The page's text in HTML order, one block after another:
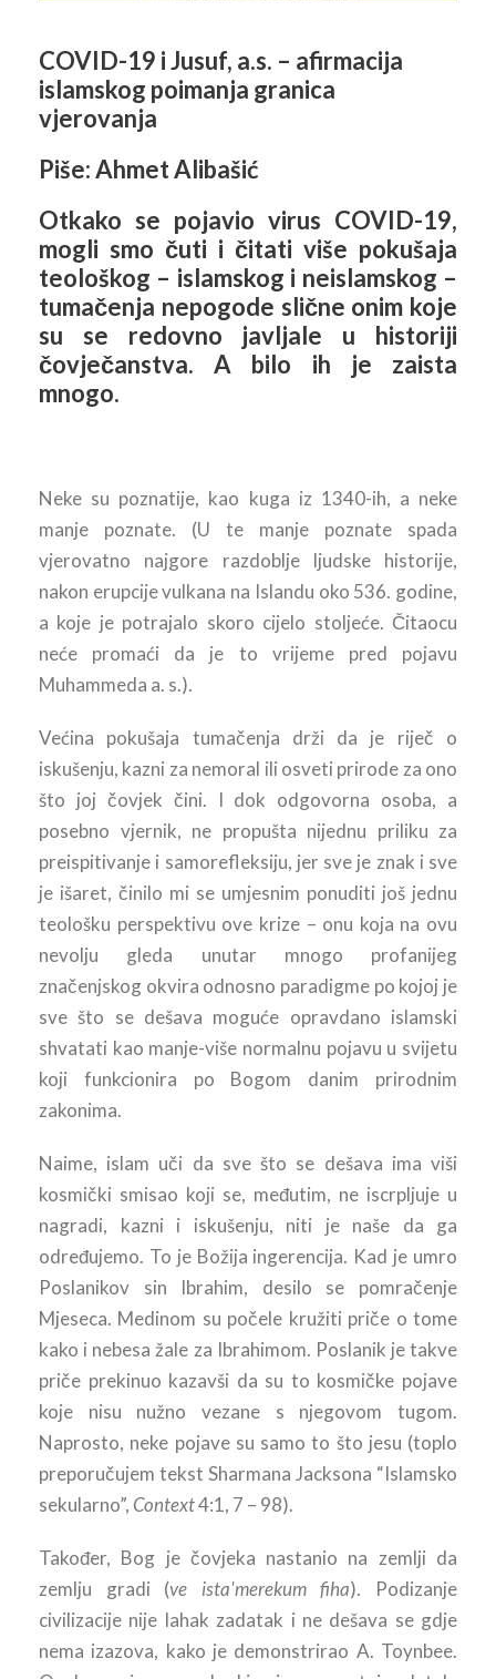
COVID-19 i Jusuf, a.s. – afirmacija
islamskog poimanja granica
vjerovanja
Piše: Ahmet Alibašić
Otkako se pojavio virus COVID-19,
mogli smo čuti i čitati više pokušaja
teološkog – islamskog i neislamskog –
tumačenja nepogode slične onim koje
su se redovno javljale u historiji
čovječanstva. A bilo ih je zaista
mnogo.
Neke su poznatije, kao kuga iz 1340-ih, a neke
manje poznate. (U te manje poznate spada
vjerovatno najgore razdoblje ljudske historije,
nakon erupcije vulkana na Islandu oko 536. godine,
a koje je potrajalo skoro cijelo stoljeće. Čitaocu
neće promaći da je to vrijeme pred pojavu
Muhammeda a. s.).
Većina pokušaja tumačenja drži da je riječ o
iskušenju, kazni za nemoral ili osveti prirode za ono
što joj čovjek čini. I dok odgovorna osoba, a
posebno vjernik, ne propušta nijednu priliku za
preispitivanje i samorefleksiju, jer sve je znak i sve
je išaret, činilo mi se umjesnim ponuditi još jednu
teološku perspektivu ove krize – onu koja na ovu
nevolju gleda unutar mnogo profanijeg
značenjskog okvira odnosno paradigme po kojoj je
sve što se dešava moguće opravdano islamski
shvatati kao manje-više normalnu pojavu u svijetu
koji funkcionira po Bogom danim prirodnim
zakonima.
Naime, islam uči da sve što se dešava ima viši
kosmički smisao koji se, međutim, ne iscrpljuje u
nagradi, kazni i iskušenju, niti je naše da ga
određujemo. To je Božija ingerencija. Kad je umro
Poslanikov sin Ibrahim, desilo se pomračenje
Mjeseca. Medinom su počele kružiti priče o tome
kako i nebesa žale za Ibrahimom. Poslanik je takve
priče prekinuo kazavši da su to kosmičke pojave
koje nisu nužno vezane s njegovom tugom.
Naprosto, neke pojave su samo to što jesu (toplo
preporučujem tekst Sharmana Jacksona “Islamsko
sekularno”, Context4:1, 7 – 98).
Također, Bog je čovjeka nastanio na zemlji da
zemlju gradi (ve ista'merekum fiha). Podizanje
civilizacije nije lahak zadatak i ne dešava se gdje
nema izazova, kako je demonstrirao A. Toynbee.